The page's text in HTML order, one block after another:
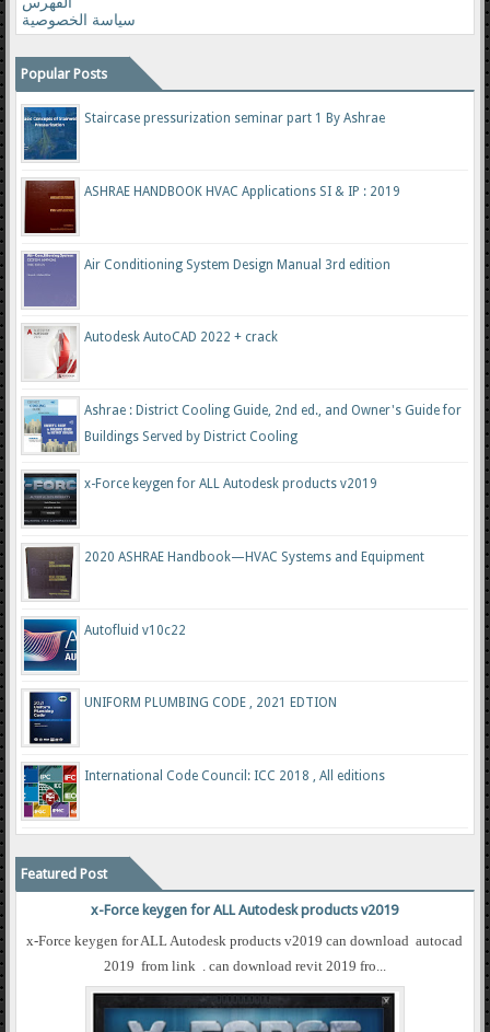
سياسة الخصوصية
Popular Posts
Staircase pressurization seminar part 1 By Ashrae
ASHRAE HANDBOOK HVAC Applications SI & IP : 2019
Air Conditioning System Design Manual 3rd edition
Autodesk AutoCAD 2022 + crack
Ashrae : District Cooling Guide, 2nd ed., and Owner's Guide for
Buildings Served by District Cooling
x-Force keygen for ALL Autodesk products v2019
2020 ASHRAE Handbook—HVAC Systems and Equipment
Autofluid v10c22
UNIFORM PLUMBING CODE , 2021 EDTION
International Code Council: ICC 2018 , All editions
Featured Post
x-Force keygen for ALL Autodesk products v2019
x-Force keygen for ALL Autodesk products v2019 can download autocad
2019 from link . can download revit 2019 fro...